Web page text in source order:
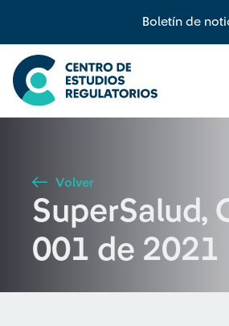
Boletín de
Búsqueda
Seleccione país
Buscar
Volver
SuperSalud,
001 de 2021